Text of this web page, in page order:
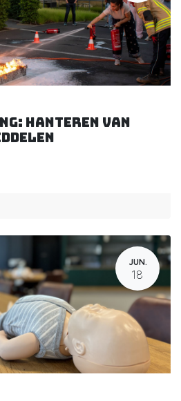
Hanteren van
JUN.
18